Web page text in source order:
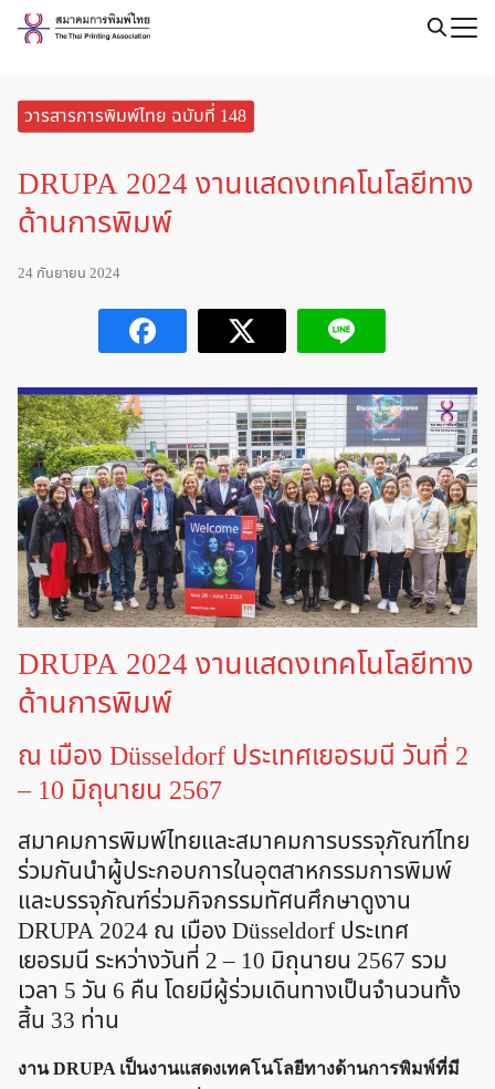
Skip
วารสารการพิมพ์ไทย ฉบับที่ 148
DRUPA 2024 งานแสดงเทคโนโลยีทาง
ด้านการพิมพ์
24 กันยายน 2024
DRUPA 2024 งานแสดงเทคโนโลยีทาง
ด้านการพิมพ์
ณ เมือง Düsseldorf ประเทศเยอรมนี วันที่ 2
– 10 มิถุนายน 2567
สมาคมการพิมพ์ไทยและสมาคมการบรรจุภัณฑ์ไทย
ร่วมกันนำผู้ประกอบการในอุตสาหกรรมการพิมพ์
และบรรจุภัณฑ์ร่วมกิจกรรมทัศนศึกษาดูงาน
DRUPA 2024 ณ เมือง Düsseldorf ประเทศ
เยอรมนี ระหว่างวันที่ 2 – 10 มิถุนายน 2567 รวม
เวลา 5 วัน 6 คืน โดยมีผู้ร่วมเดินทางเป็นจำนวนทั้ง
สิ้น 33 ท่าน
งาน DRUPA เป็นงานแสดงเทคโนโลยีทางด้านการพิมพ์ที่มี